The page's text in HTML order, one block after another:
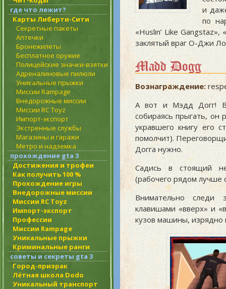
где что лежит?
Карты Либерти-Сити
Секретные пакеты
Аптечки
Бронежилеты
Бесплатное оружие
Полицейские значки-взятки
Адреналиновые пилюли
Уникальные прыжки
Миссии Rampage
Внедорожные миссии
Миссии RC Toyz
Импорт-экспорт
Экстренные службы
Магазины и гаражи
Метро и надземка
прохождение gta 3
Достижения и трофеи
Как получить 100 %
Прохождение игры
Внедорожные миссии
Миссии RC Toyz
Импорт-экспорт
Профессии
Миссии Rampage
Уникальные прыжки
Криминальные ранги
советы и секреты gta 3
Город-призрак
Лётная школа Dodo
Уникальный транспорт
и
по
«Huslin’ Like
заклятый враг О-Джи
Madd Dogg
Вознаграждение:
А вот и Мэдд Догг! В
собираясь прыгать,
укравшего книгу его
помолчит).
Догга нужно.
Садись в стоящий
(рабочего рядом лучше
Внимательно следи
клавишами «вверх» и
кузов машины, изрядно